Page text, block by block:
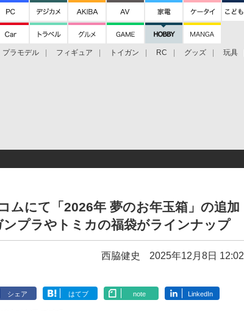
プラモデル フィギュア トイガン RC グッズ 玩具
ムにて「2026年 夢のお年玉箱」の追加
ンプラやトミカの福袋がラインナップ
西脇健史 2025年12月8日 12:02
シェア はてブ note LinkedIn